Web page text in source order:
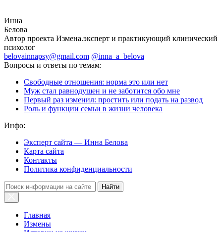
Инна
Белова
Автор проекта Измена.эксперт и практикующий клинический
психолог
belovainnapsy@gmail.com @inna_a_belova
Вопросы и ответы по темам:
Свободные отношения: норма это или нет
Муж стал равнодушен и не заботится обо мне
Первый раз изменил: простить или подать на развод
Роль и функции семьи в жизни человека
Инфо:
Эксперт сайта — Инна Белова
Карта сайта
Контакты
Политика конфиденциальности
Найти
Главная
Измены